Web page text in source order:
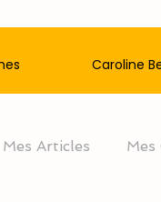
Caroline
Mes Articles Mes